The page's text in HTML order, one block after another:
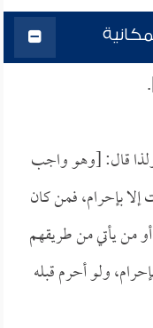
قال: [وهو واجب
إلا بإحرام، فمن كان
أو من يأتي من طريقهم
ولو أحرم قبله